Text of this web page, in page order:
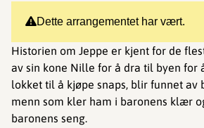
Dette arrangementet har vært.
Historien om Jeppe er kjent for de
av sin kone Nille for å dra til byen for
lokket til å kjøpe snaps, blir funnet av
menn som kler ham i baronens klær
baronens seng.